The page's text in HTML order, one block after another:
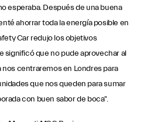
esperaba. Después de una buena
ahorrar toda la energía posible en
Car redujo los objetivos
significó que no pude aprovechar al
nos centraremos en Londres para
que nos queden para sumar
con buen sabor de boca".